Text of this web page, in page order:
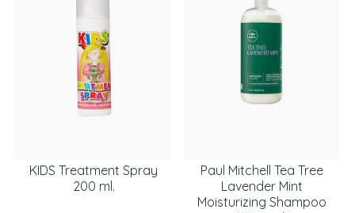
KIDS Treatment Spray
200 ml.
Paul Mitchell Tea Tree
Lavender Mint
Moisturizing Shampoo